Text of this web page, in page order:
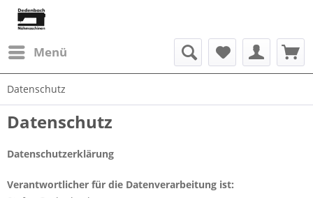
Menü
Datenschutz
Datenschutz
Datenschutzerklärung
Verantwortlicher für die Datenverarbeitung ist: